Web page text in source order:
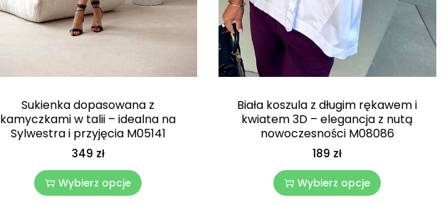
Sukienka dopasowana z
kamyczkami w talii – idealna na
Sylwestra i przyjęcia M05141
349 zł
Wybierz opcje
Biała koszula z długim rękawem i
kwiatem 3D – elegancja z nutą
nowoczesności M08086
189 zł
Wybierz opcje